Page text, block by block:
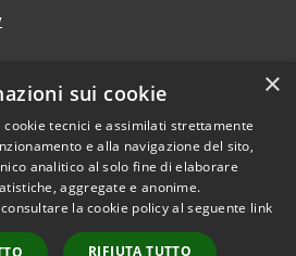
Copyright © 2026 • Comune di
×
sui cookie
tecnici e assimilati strettamente
e alla navigazione del sito,
analitico al solo fine di elaborare
aggregate e anonime.
la cookie policy al seguente link
RIFIUTA TUTTO